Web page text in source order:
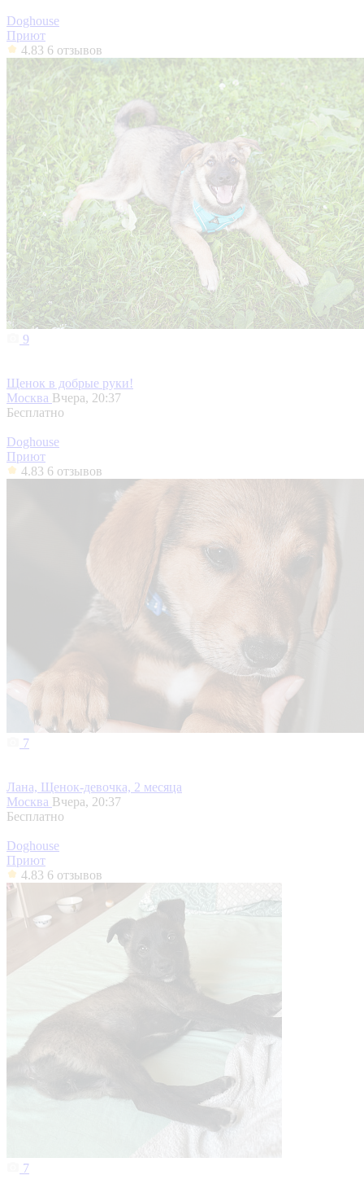
Doghouse
Приют
4.83 6 отзывов
9
Щенок в добрые руки!
Москва Вчера, 20:37
Бесплатно
Doghouse
Приют
4.83 6 отзывов
7
Лана, Щенок-девочка, 2 месяца
Москва Вчера, 20:37
Бесплатно
Doghouse
Приют
4.83 6 отзывов
7